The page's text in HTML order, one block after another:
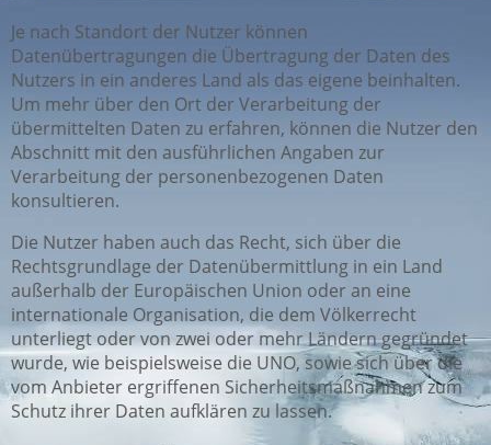
Je nach Standort der Nutzer können
Datenübertragungen die Übertragung der Daten des
Nutzers in ein anderes Land als das eigene beinhalten.
Um mehr über den Ort der Verarbeitung der
übermittelten Daten zu erfahren, können die Nutzer den
Abschnitt mit den ausführlichen Angaben zur
Verarbeitung der personenbezogenen Daten
konsultieren.
Die Nutzer haben auch das Recht, sich über die
Rechtsgrundlage der Datenübermittlung in ein Land
außerhalb der Europäischen Union oder an eine
internationale Organisation, die dem Völkerrecht
unterliegt oder von zwei oder mehr Ländern gegründet
wurde, wie beispielsweise die UNO, sowie sich über die
vom Anbieter ergriffenen Sicherheitsmaßnahmen zum
Schutz ihrer Daten aufklären zu lassen.